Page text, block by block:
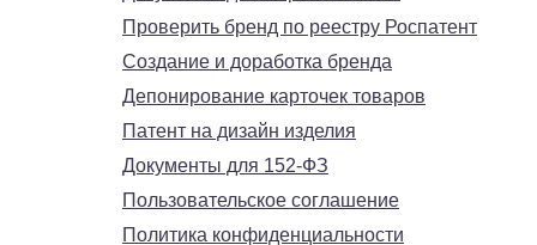
Проверить бренд по реестру Роспатент
Создание и доработка бренда
Депонирование карточек товаров
Патент на дизайн изделия
Документы для 152-ФЗ
Пользовательское соглашение
Политика конфиденциальности